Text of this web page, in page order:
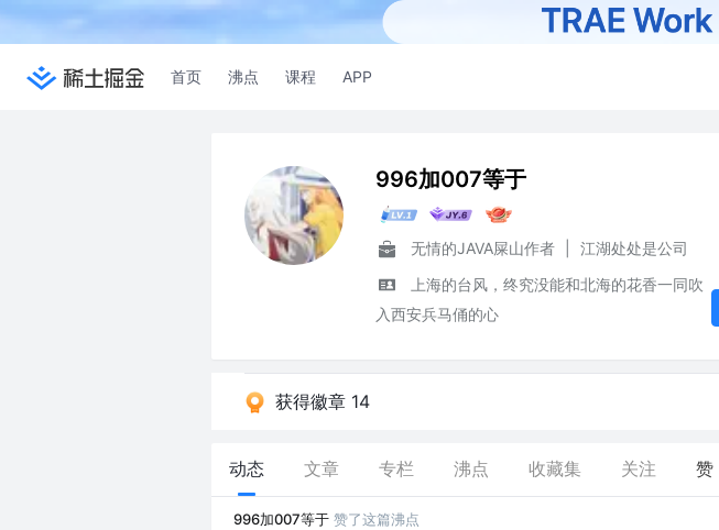
首页 沸点 课程 APP
996加007等于
无情的JAVA屎山作者
江湖处处是公司
上海的台风，终究没能和北海的花香一同吹
入西安兵马俑的心
获得徽章 14
动态 文章 专栏 沸点 收藏集 关注 赞
996加007等于 赞了这篇沸点